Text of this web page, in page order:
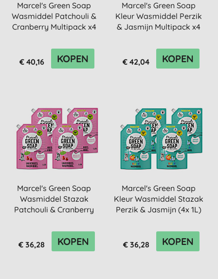
Marcel's Green Soap
Wasmiddel Patchouli &
Cranberry Multipack x4
€ 40,16 KOPEN
Marcel's Green Soap
Kleur Wasmiddel Perzik
& Jasmijn Multipack x4
€ 42,04 KOPEN
Marcel's Green Soap
Wasmiddel Stazak
Patchouli & Cranberry
€ 36,28 KOPEN
Marcel's Green Soap
Kleur Wasmiddel Stazak
Perzik & Jasmijn (4x 1L)
€ 36,28 KOPEN